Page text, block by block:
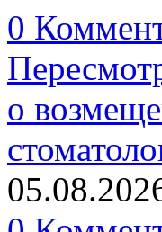
0
о